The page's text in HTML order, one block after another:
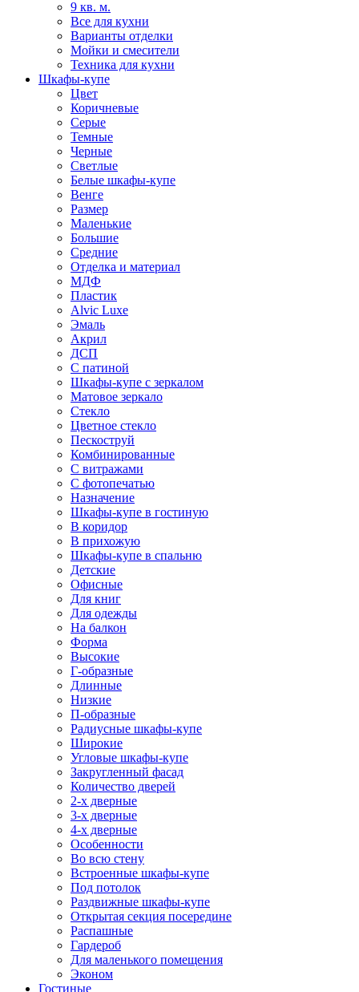
9 кв. м.
Все для кухни
Варианты отделки
Мойки и смесители
Техника для кухни
Шкафы-купе
Цвет
Коричневые
Серые
Темные
Черные
Светлые
Белые шкафы-купе
Венге
Размер
Маленькие
Большие
Средние
Отделка и материал
МДФ
Пластик
Alvic Luxe
Эмаль
Акрил
ДСП
С патиной
Шкафы-купе с зеркалом
Матовое зеркало
Стекло
Цветное стекло
Пескоструй
Комбинированные
С витражами
С фотопечатью
Назначение
Шкафы-купе в гостиную
В коридор
В прихожую
Шкафы-купе в спальню
Детские
Офисные
Для книг
Для одежды
На балкон
Форма
Высокие
Г-образные
Длинные
Низкие
П-образные
Радиусные шкафы-купе
Широкие
Угловые шкафы-купе
Закругленный фасад
Количество дверей
2-х дверные
3-х дверные
4-х дверные
Особенности
Во всю стену
Встроенные шкафы-купе
Под потолок
Раздвижные шкафы-купе
Открытая секция посередине
Распашные
Гардероб
Для маленького помещения
Эконом
Гостиные